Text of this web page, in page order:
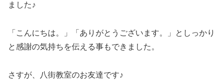
ました♪
「こんにちは。」「ありがとうございます。」としっかり
と感謝の気持ちを伝える事もできました。
さすが、八街教室のお友達です♪